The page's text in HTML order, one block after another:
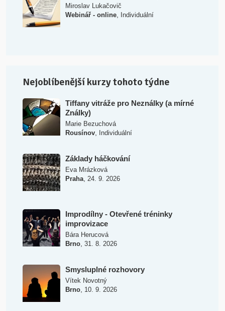
Miroslav Lukačovič
Webinář - online, Individuální
Nejoblíbenější kurzy tohoto týdne
Tiffany vitráže pro Neználky (a mírné
Ználky)
Marie Bezuchová
Rousínov, Individuální
Základy háčkování
Eva Mrázková
Praha, 24. 9. 2026
Improdílny - Otevřené tréninky
improvizace
Bára Herucová
Brno, 31. 8. 2026
Smysluplné rozhovory
Vítek Novotný
Brno, 10. 9. 2026